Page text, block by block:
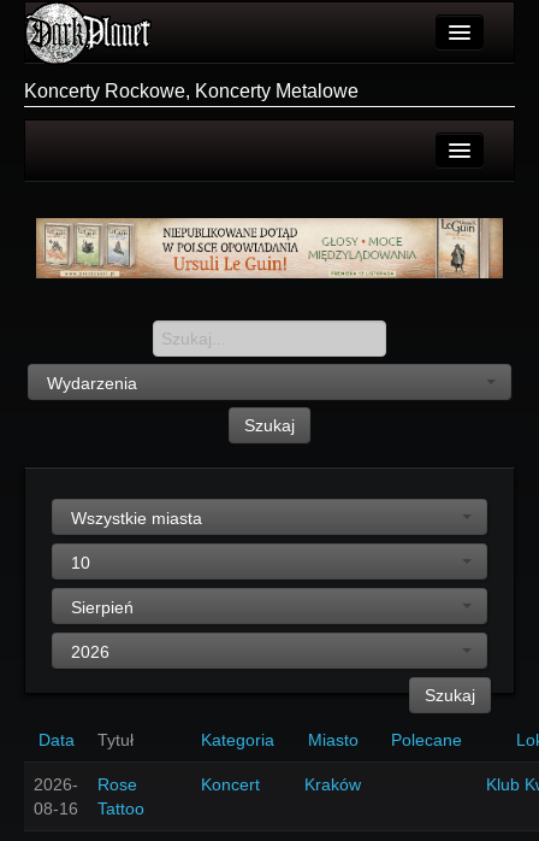
Użytkownicy
Galeria
Forum
Login
Koncerty Rockowe, Koncerty Metalowe
Polecane
Rejestracja
Wydarzenia
Szukaj
Wszystkie miasta
10
Sierpień
2026
Szukaj
Data Tytuł Kategoria Miasto Polecane
2026-
08-16
Rose
Tattoo
Koncert Kraków Klub